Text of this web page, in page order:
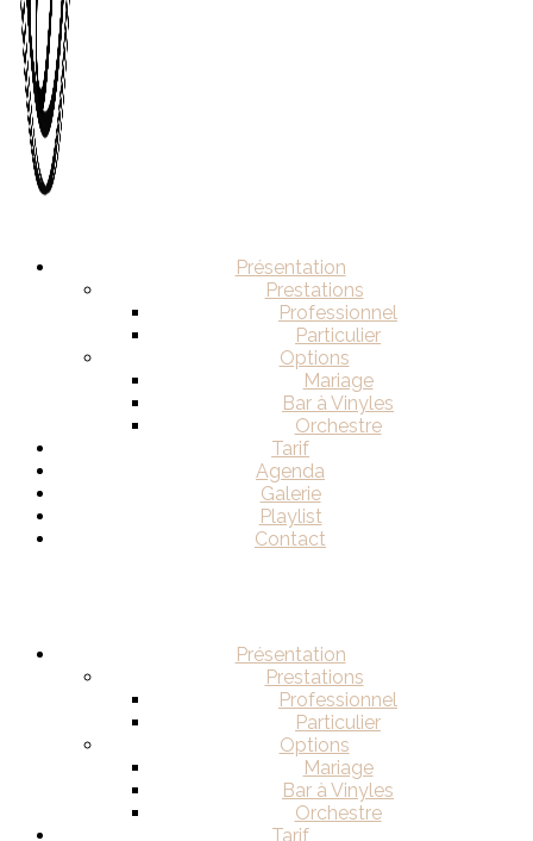
Présentation
Prestations
Professionnel
Particulier
Options
Mariage
Bar à Vinyles
Orchestre
Tarif
Agenda
Galerie
Playlist
Contact
Présentation
Prestations
Professionnel
Particulier
Options
Mariage
Bar à Vinyles
Orchestre
Tarif